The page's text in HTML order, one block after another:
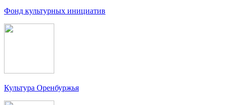
Фонд культурных инициатив
Культура Оренбуржья